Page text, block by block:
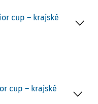
cup – krajské
cup – krajské